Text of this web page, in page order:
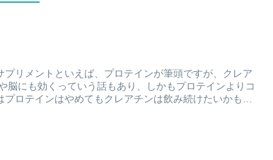
リメントといえば、プロテインが筆頭ですが、クレア
ロテインはやめてもクレアチンは飲み続けたいかも、